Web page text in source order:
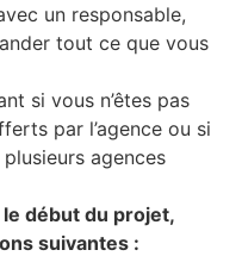
un responsable,
tout ce que vous
si vous n’êtes pas
par l’agence ou si
agences
début du projet,
suivantes :